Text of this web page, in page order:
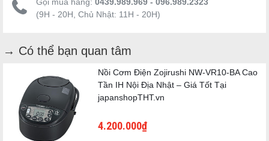
làm cho từng hạt gạo chuyển động, hút nước và chín đồng đều
hạt cơm.
hạt đứng hơn, và không bị bết dù để nguội
Trong giai đoạn ủ (蒸らし), máy tiếp tục tăng áp thêm một lần
nữa – quy trình "umai atsu mushirashi" (うまみ圧力蒸らし). Giai
đoạn này giúp đưa nhiệt cao đến tận lõi từng hạt gạo, đồng thời
bay hơi phần nước dư thừa để cơm có độ ráo vừa phải, hạt gạo
tiết kiệm
2008 – đạt 112% (chế độ Eco)
Điện năng
hàng năm
120.5 kWh/năm (chế độ Eco)
Thời gian
bảo ôn tối đa
40 giờ (chế độ Kiwame Hokan)
Menu chính
Gạo trắng (ふつう / やわらかめ / かため), Gạo lứt, Gạo
không vo, Cơm đông lạnh, Yến mạch 2 kiểu, Hâm nóng,
Eco nấu
(9H - 20H, Chủ Nhật: 11H - 20H)
→ Có thể bạn quan tâm
Nồi Cơm Điện Zojirushi NW-VR10-BA Cao
Tần IH Nội Địa Nhật – Giá Tốt Tại
japanshopTHT.vn
4.200.000₫